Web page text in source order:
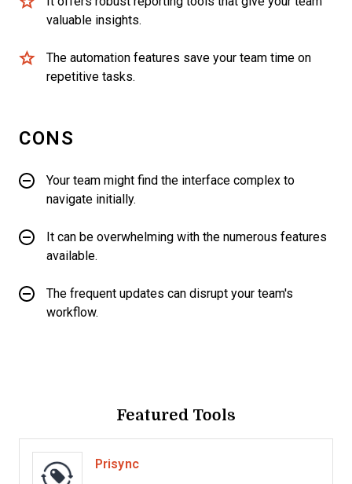
valuable insights.
The automation features save your team time on
repetitive tasks.
CONS
Your team might find the interface complex to
navigate initially.
It can be overwhelming with the numerous features
available.
The frequent updates can disrupt your team's
workflow.
Featured Tools
Prisync